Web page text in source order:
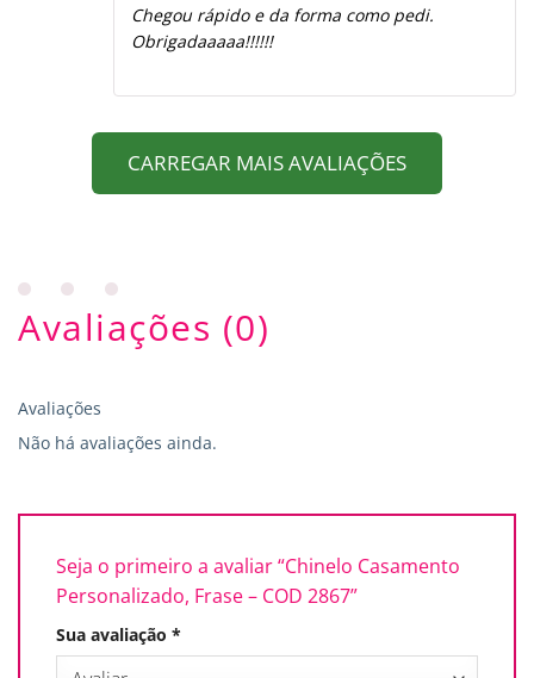
de 5
Chegou rápido e da forma como pedi.
Obrigadaaaaa!!!!!!
CARREGAR MAIS AVALIAÇÕES
Avaliações (0)
Avaliações
Não há avaliações ainda.
Seja o primeiro a avaliar “Chinelo Casamento
Personalizado, Frase – COD 2867”
Sua avaliação *